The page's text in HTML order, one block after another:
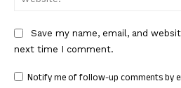
Save my name, email, and
next time I comment.
Notify me of follow-up comments by